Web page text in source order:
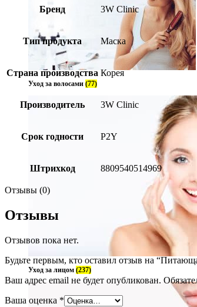
Уход за волосами (77)
Уход за лицом (237)
Бренд 3W Clinic
Тип продукта Маска
Страна производства Корея
Производитель 3W Clinic
Срок годности P2Y
Штрихкод 8809540514969
Отзывы (0)
Отзывы
Отзывов пока нет.
Будьте первым, кто оставил отзыв на
Ваш адрес email не будет опубликован.
Ваша оценка *